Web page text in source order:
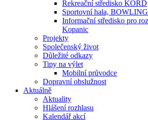
Rekreační středisko KORD
Sportovní hala, BOWLING
Informační středisko pro
Kopanic
Projekty
Společenský život
Důležité odkazy
Tipy na výlet
Mobilní průvodce
Dopravní obslužnost
Aktuálně
Aktuality
Hlášení rozhlasu
Kalendář akcí